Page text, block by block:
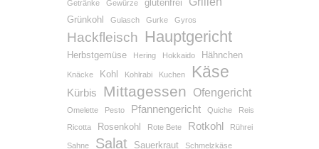
Getränke Gewürze glutenfrei
Grünkohl Gulasch Gurke Gyros
Hackfleisch Hauptgericht
Herbstgemüse Hering Hokkaido Hähnchen
Knäcke Kohl Kohlrabi Kuchen Käse
Kürbis Mittagessen Ofengericht
Omelette Pesto Pfannengericht Quiche
Reis
Ricotta
Rosenkohl Rote Bete Rotkohl Rührei
Sahne Salat Sauerkraut Schmelzkäse